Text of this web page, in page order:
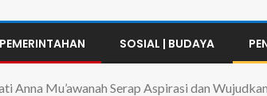
SOSIAL | BUDAYA
Anna Mu’awanah Serap Aspirasi dan